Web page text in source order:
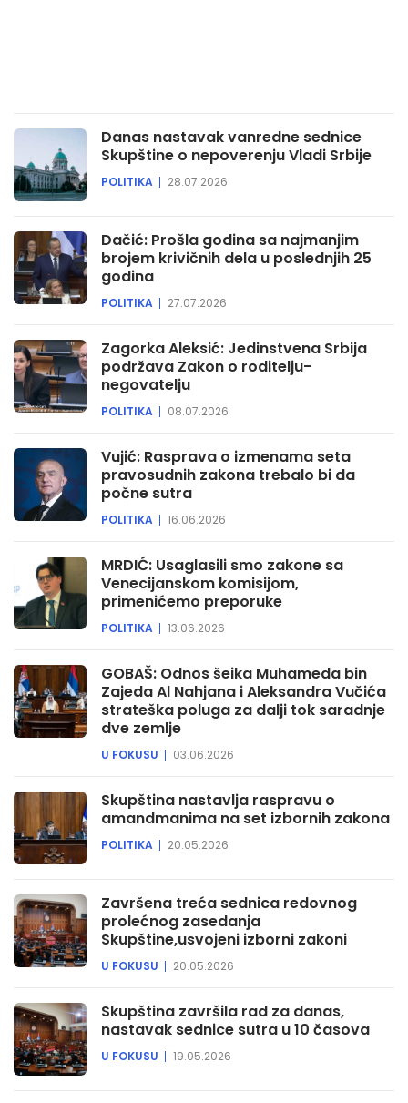
Danas nastavak vanredne sednice
Skupštine o nepoverenju Vladi Srbije
POLITIKA 28.07.2026
Dačić: Prošla godina sa najmanjim
brojem krivičnih dela u poslednjih 25
godina
POLITIKA 27.07.2026
Zagorka Aleksić: Jedinstvena Srbija
podržava Zakon o roditelju-
negovatelju
POLITIKA 08.07.2026
Vujić: Rasprava o izmenama seta
pravosudnih zakona trebalo bi da
počne sutra
POLITIKA 16.06.2026
MRDIĆ: Usaglasili smo zakone sa
Venecijanskom komisijom,
primenićemo preporuke
POLITIKA 13.06.2026
GOBAŠ: Odnos šeika Muhameda bin
Zajeda Al Nahjana i Aleksandra Vučića
strateška poluga za dalji tok saradnje
dve zemlje
U FOKUSU 03.06.2026
Skupština nastavlja raspravu o
amandmanima na set izbornih zakona
POLITIKA 20.05.2026
Završena treća sednica redovnog
prolećnog zasedanja
Skupštine,usvojeni izborni zakoni
U FOKUSU 20.05.2026
Skupština završila rad za danas,
nastavak sednice sutra u 10 časova
U FOKUSU 19.05.2026